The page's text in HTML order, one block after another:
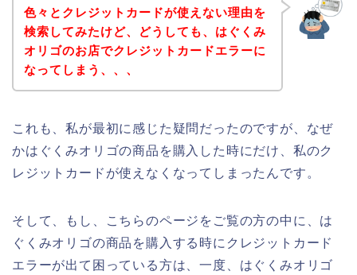
色々とクレジットカードが使えない理由を
検索してみたけど、どうしても、はぐくみ
オリゴのお店でクレジットカードエラーに
なってしまう、、、
これも、私が最初に感じた疑問だったのですが、なぜ
かはぐくみオリゴの商品を購入した時にだけ、私のク
レジットカードが使えなくなってしまったんです。
そして、もし、こちらのページをご覧の方の中に、は
ぐくみオリゴの商品を購入する時にクレジットカード
エラーが出て困っている方は、一度、はぐくみオリゴ